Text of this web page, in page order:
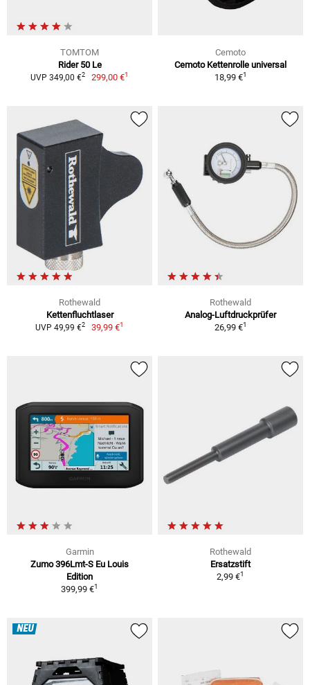
TOMTOM
Rider 50 Le
UVP 349,00 €2 299,00 €1
Cemoto
Cemoto Kettenrolle universal
18,99 €1
Rothewald
Kettenfluchtlaser
UVP 49,99 €2 39,99 €1
Rothewald
Analog-Luftdruckprüfer
26,99 €1
Garmin
Zumo 396Lmt-S Eu Louis
Edition
399,99 €1
Rothewald
Ersatzstift
2,99 €1
NEU